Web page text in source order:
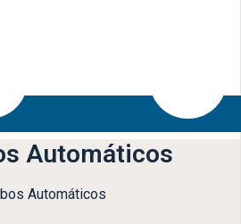
Automáticos
Automáticos